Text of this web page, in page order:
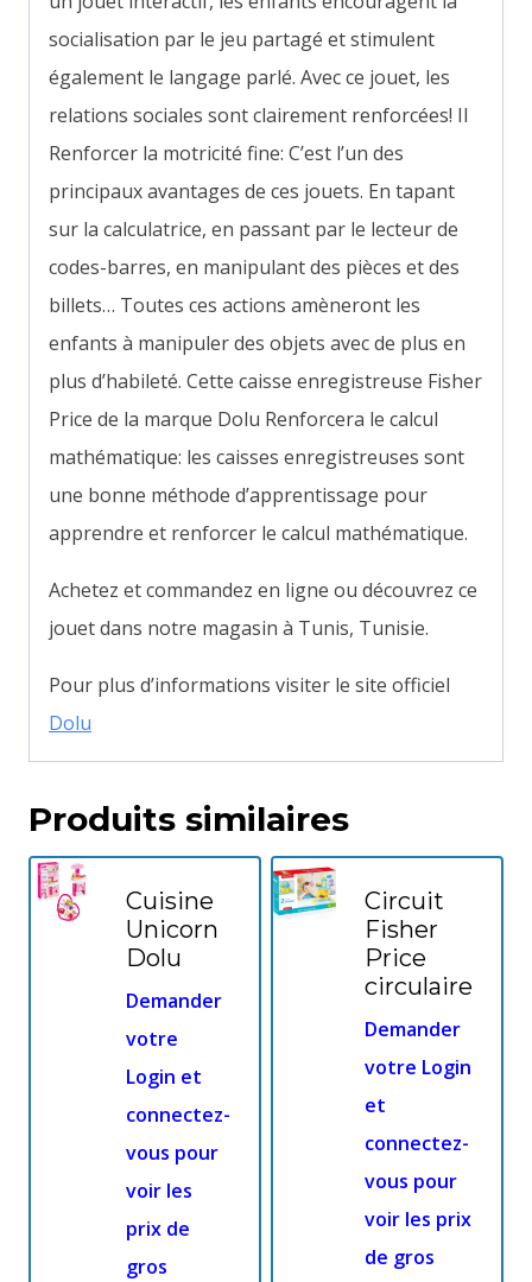
socialisation par le jeu partagé et stimulent
également le langage parlé. Avec ce jouet, les
relations sociales sont clairement renforcées! Il
Renforcer la motricité fine: C’est l’un des
principaux avantages de ces jouets. En tapant
sur la calculatrice, en passant par le lecteur de
codes-barres, en manipulant des pièces et des
billets… Toutes ces actions amèneront les
enfants à manipuler des objets avec de plus en
plus d’habileté. Cette caisse enregistreuse Fisher
Price de la marque Dolu Renforcera le calcul
mathématique: les caisses enregistreuses sont
une bonne méthode d’apprentissage pour
apprendre et renforcer le calcul mathématique.
Achetez et commandez en ligne ou découvrez ce
jouet dans notre magasin à Tunis, Tunisie.
Pour plus d’informations visiter le site officiel
Dolu
Produits similaires
Cuisine
Unicorn
Dolu
Demander
votre
Login et
connectez-
vous pour
voir les
prix de
gros
Circuit
Fisher
Price
circulaire
Demander
votre Login
et
connectez-
vous pour
voir les prix
de gros